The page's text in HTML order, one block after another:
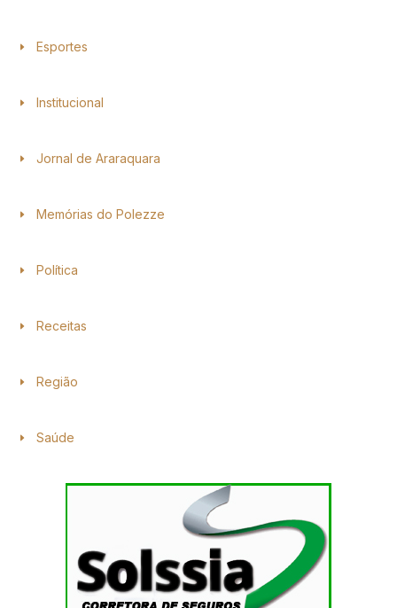
Esportes
Institucional
Jornal de Araraquara
Memórias do Polezze
Política
Receitas
Região
Saúde